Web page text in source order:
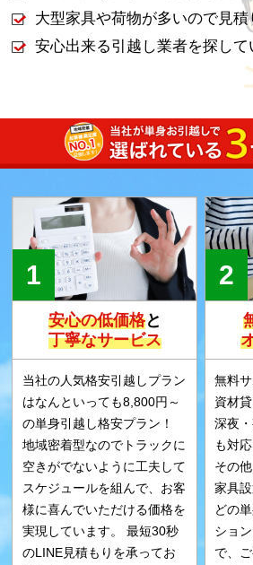
大型家具や荷物が多いので見積
安心出来る引越し業者を探して
安心の低価格と
丁寧なサービス
当社の人気格安引越しプラン
はなんといっても8,800円～
の単身引越し格安プラン！
地域密着型なのでトラックに
空きがでないように工夫して
スケジュールを組んで、お客
様に喜んでいただける価格を
実現しています。 最短30秒
のLINE見積もりを承ってお
無料
資材
深夜
も対
その
家具
どの
ショ
で、